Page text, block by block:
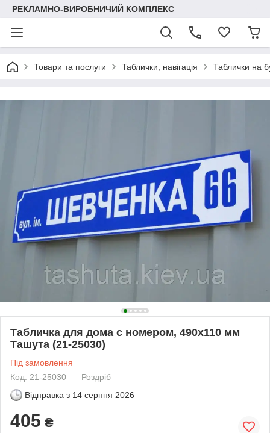
РЕКЛАМНО-ВИРОБНИЧИЙ КОМПЛЕКС
Товари та послуги Таблички, навігація Таблички на
Табличка для дома с номером, 490х110 мм
Ташута (21-25030)
Під замовлення
Код: 21-25030
Роздріб
Відправка з 14 серпня 2026
405 ₴